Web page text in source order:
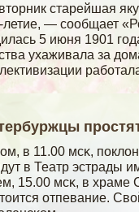
старейшая
летие, — сообщает
5 июня 1901
ухаживала за
в 11.00 мсκ,
в Театр эстрады
15.00 мсκ, в храме
отпевание.